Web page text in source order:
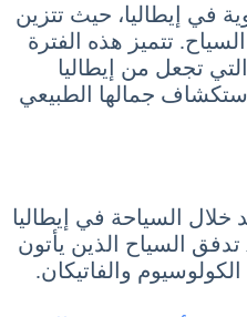
في إيطاليا، حيث تتزين
تتميز هذه الفترة
تجعل من إيطاليا
جمالها الطبيعي
خلال السياحة في إيطاليا
شهر أغسطس 8 آب August تدفق السياح الذين يأتون
الكولوسيوم والفاتيكان.